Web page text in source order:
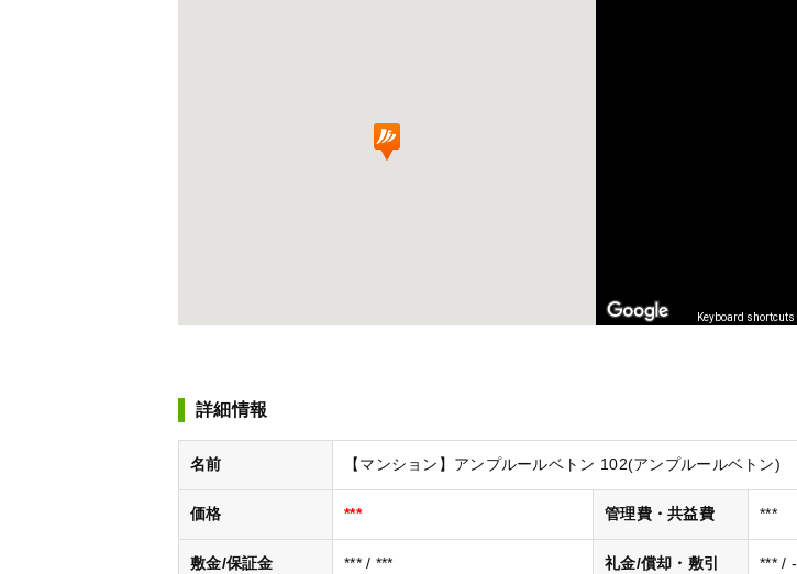
Keyboard shortcuts
詳細情報
名前 【マンション】アンプルールベトン 102(アンプルールベトン)
価格 *** 管理費・共益費 ***
敷金/保証金 *** / *** 礼金/償却・敷引 *** / -